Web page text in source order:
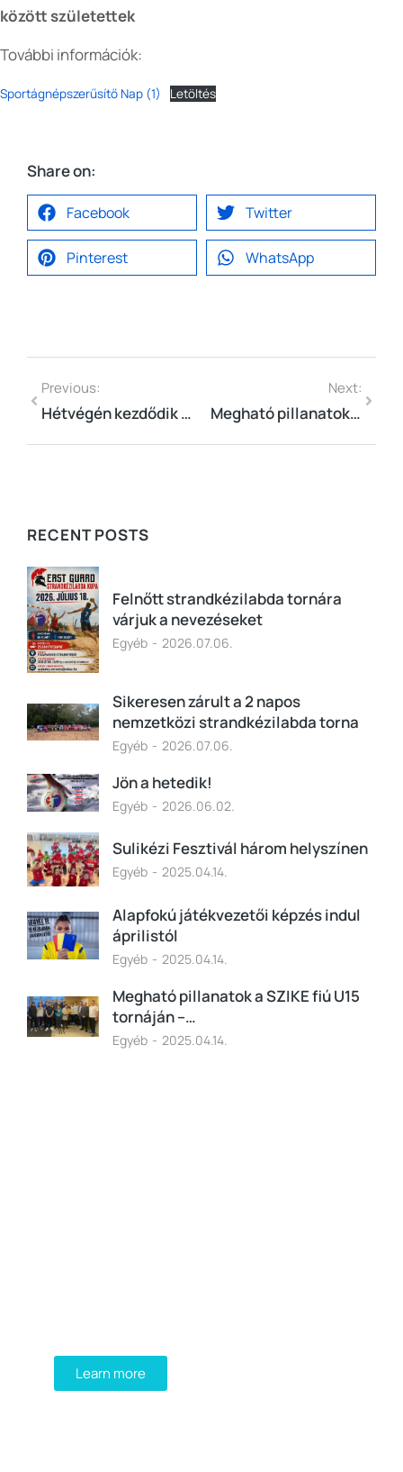
között születettek
További információk:
Sportágnépszerűsítő Nap (1) Letöltés
Share on:
Facebook Twitter
Pinterest WhatsApp
Previous:
Hétvégén kezdődik a Sulikézi Fesztivál
Next:
Megható pillanatok a SZIKE fiú U15 tornáján – Emlékezés Vass Gézára
RECENT POSTS
Felnőtt strandkézilabda tornára
várjuk a nevezéseket
Egyéb 2026.07.06.
Sikeresen zárult a 2 napos
nemzetközi strandkézilabda torna
Egyéb 2026.07.06.
Jön a hetedik!
Egyéb 2026.06.02.
Sulikézi Fesztivál három helyszínen
Egyéb 2025.04.14.
Alapfokú játékvezetői képzés indul
áprilistól
Egyéb 2025.04.14.
Megható pillanatok a SZIKE fiú U15
tornáján –…
Egyéb 2025.04.14.
Learn more